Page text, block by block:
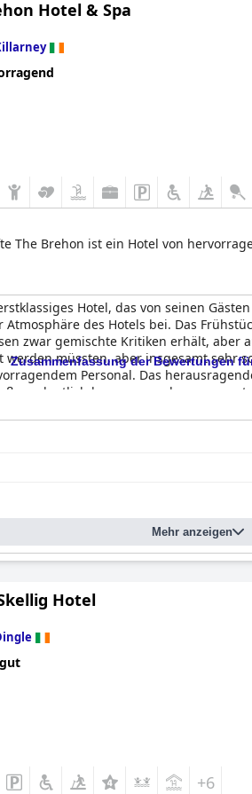
Hotel & Spa
The Brehon ist ein Hotel von
Hotel, das von seinen
des Hotels bei. Das
zwar gemischte Kritiken erhält,
müssten, aber insgesamt sehr
Personal. Das
bequem, so dass man
Qualität suchen.
Zusammenfassung der Bewertungen
Mehr anzeigen
Hotel
+6